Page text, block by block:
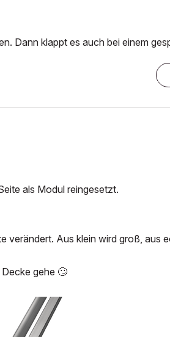
Dann klappt es auch bei einem
als Modul reingesetzt.
Aus klein wird groß, aus
gehe 🙄